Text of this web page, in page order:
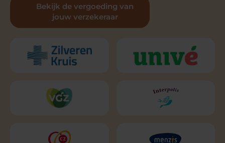
Bekijk de vergoeding van
jouw verzekeraar